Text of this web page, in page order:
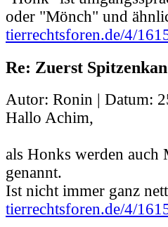
oder "Mönch" und
tierrechtsforen.de/4/
Re: Zuerst
Autor: Ronin | Datum:
Hallo Achim,
als Honks werden auch
genannt.
Ist nicht immer ganz
tierrechtsforen.de/4/